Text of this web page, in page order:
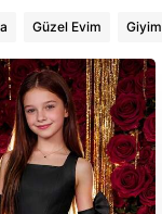
Güzel Evim